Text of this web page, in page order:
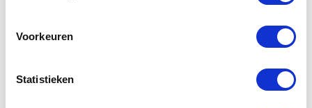
Voorkeuren
Statistieken
2000. Hij is gezond, stevig en fit, een echte vitale nononse hond.